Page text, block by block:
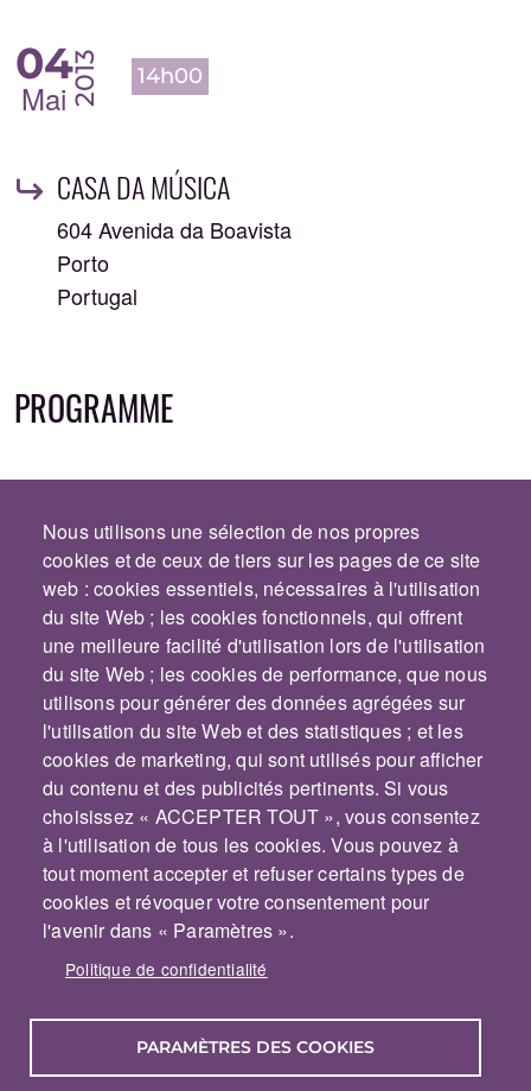
04
Mai2013 14h00
CASA DA MÚSICA
604 Avenida da Boavista
Porto
Portugal
PROGRAMME
Igor Stravinsky -Le Sacre du Printemps
Conditions d'utilisation
Politique de confidentialité
Nous utilisons une sélection de nos propres
cookies et de ceux de tiers sur les pages de ce site
web : cookies essentiels, nécessaires à l'utilisation
du site Web ; les cookies fonctionnels, qui offrent
une meilleure facilité d'utilisation lors de l'utilisation
du site Web ; les cookies de performance, que nous
utilisons pour générer des données agrégées sur
l'utilisation du site Web et des statistiques ; et les
cookies de marketing, qui sont utilisés pour afficher
du contenu et des publicités pertinents. Si vous
choisissez « ACCEPTER TOUT », vous consentez
à l'utilisation de tous les cookies. Vous pouvez à
tout moment accepter et refuser certains types de
cookies et révoquer votre consentement pour
l'avenir dans « Paramètres ».
Politique de confidentialité
PARAMÈTRES DES COOKIES